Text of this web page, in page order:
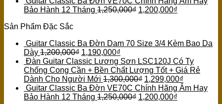
Bảo Hành 12 Tháng 1,250,000₫ 1,200,000₫
Sản Phẩm Đặc Sắc
Guitar Classic Ba Đờn Dam 70 Size 3/4 Kèm Bao Da
Dày 1,200,000₫ 1,190,000₫
Đàn Guitar Classic Lương Sơn LSC120J Có Ty
Chống Cong Cần + Bền Chất Lượng Tốt + Giá Rẻ
Dành Cho Người Mới 1,300,000₫ 1,299,000₫
Guitar Classic Ba Đờn VE70C Chính Hãng Âm Hay
Bảo Hành 12 Tháng 1,250,000₫ 1,200,000₫